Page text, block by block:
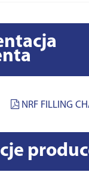
NRF FILLING